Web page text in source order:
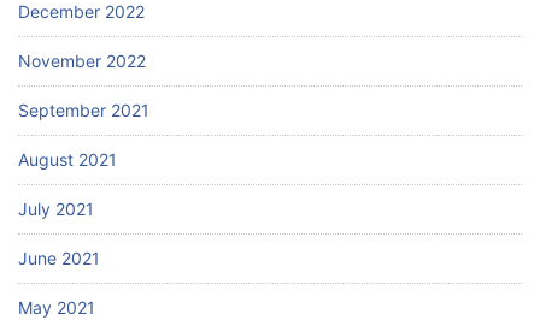
December 2022
November 2022
September 2021
August 2021
July 2021
June 2021
May 2021